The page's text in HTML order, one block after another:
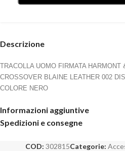
Descrizione
TRACOLLA UOMO FIRMATA
CROSSOVER BLAINE LEATHER 002
COLORE NERO
Informazioni aggiuntive
Spedizioni e consegne
COD: 302815Categorie: